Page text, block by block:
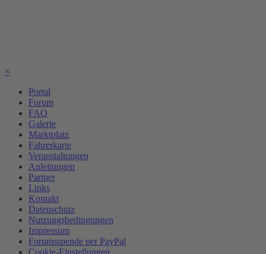
×
Portal
Forum
FAQ
Galerie
Marktplatz
Fahrerkarte
Veranstaltungen
Anleitungen
Partner
Links
Kontakt
Datenschutz
Nutzungsbedingungen
Impressum
Forumsspende per PayPal
Cookie-Einstellungen